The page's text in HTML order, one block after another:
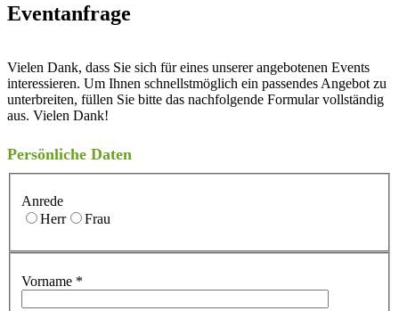
Eventanfrage
Vielen Dank, dass Sie sich für eines unserer angebotenen Events
interessieren. Um Ihnen schnellstmöglich ein passendes Angebot zu
unterbreiten, füllen Sie bitte das nachfolgende Formular vollständig
aus. Vielen Dank!
Persönliche Daten
Anrede
Herr
Frau
Vorname *